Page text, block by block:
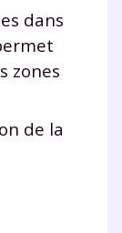
dans
zones
de la